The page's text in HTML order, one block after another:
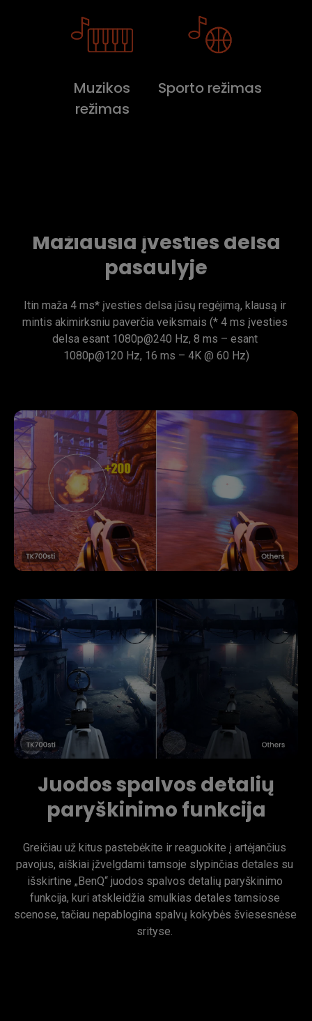
Muzikos
režimas
Sporto režimas
Mažiausia įvesties delsa
pasaulyje
Itin maža 4 ms* įvesties delsa jūsų regėjimą, klausą ir
mintis akimirksniu paverčia veiksmais (* 4 ms įvesties
delsa esant 1080p@240 Hz, 8 ms – esant
1080p@120 Hz, 16 ms – 4K @ 60 Hz)
Juodos spalvos detalių
paryškinimo funkcija
Greičiau už kitus pastebėkite ir reaguokite į artėjančius
pavojus, aiškiai įžvelgdami tamsoje slypinčias detales su
išskirtine „BenQ“ juodos spalvos detalių paryškinimo
funkcija, kuri atskleidžia smulkias detales tamsiose
scenose, tačiau nepablogina spalvų kokybės šviesesnėse
srityse.